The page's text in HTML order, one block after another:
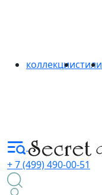
коллекциистили
+ 7 (499) 490-00-51